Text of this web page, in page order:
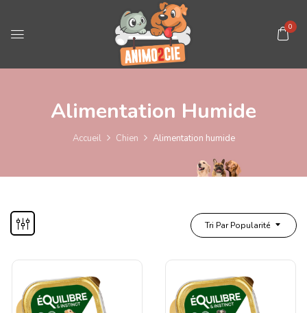
0
Alimentation Humide
Accueil Chien Alimentation humide
Tri Par Popularité